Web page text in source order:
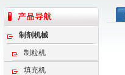
制剂机械
制粒机
填充机